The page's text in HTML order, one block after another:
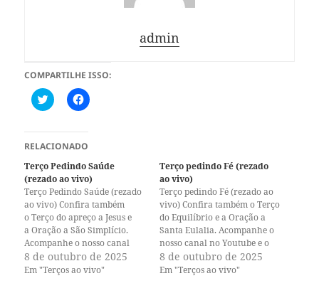
admin
COMPARTILHE ISSO:
C
l
u
e
p
a
r
a
c
o
m
p
a
r
t
i
l
h
C
l
u
e
p
a
r
a
c
m
p
a
r
t
i
l
h
RELACIONADO
Terço Pedindo Saúde
(rezado ao vivo)
Terço Pedindo Saúde (rezado
ao vivo) Confira também
o Terço do apreço a Jesus e
a Oração a São Simplício.
Acompanhe o nosso canal
no Youtube e o nosso perfil
no Instagram. A paz de Jesus!
8 de outubro de 2025
Em "Terços ao vivo"
Terço pedindo Fé (rezado
ao vivo)
Terço pedindo Fé (rezado ao
vivo) Confira também o Terço
do Equilíbrio e a Oração a
Santa Eulalia. Acompanhe o
nosso canal no Youtube e o
nosso perfil no Instagram. A
paz de Jesus!
8 de outubro de 2025
Em "Terços ao vivo"